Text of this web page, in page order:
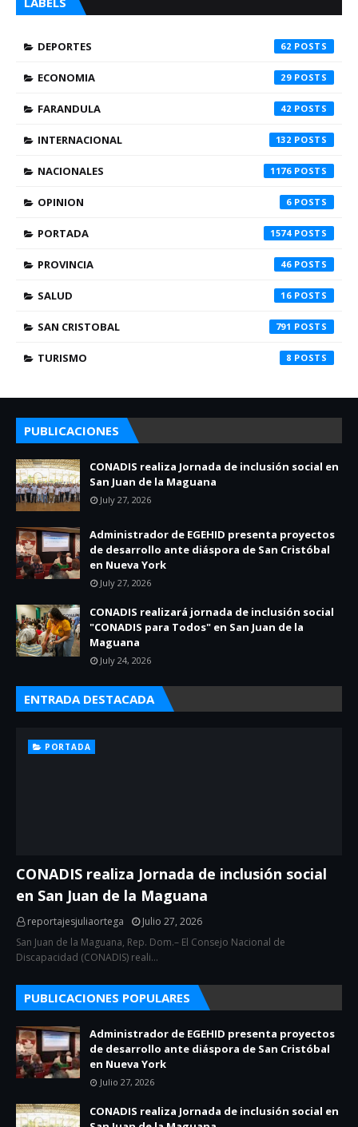
DEPORTES 62
ECONOMIA 29
FARANDULA 42
INTERNACIONAL 132
NACIONALES 1176
OPINION 6
PORTADA 1574
PROVINCIA 46
SALUD 16
SAN CRISTOBAL 791
TURISMO 8
PUBLICACIONES
CONADIS realiza Jornada de inclusión social en
San Juan de la Maguana
July 27, 2026
Administrador de EGEHID presenta proyectos
de desarrollo ante diáspora de San Cristóbal
en Nueva York
July 27, 2026
CONADIS realizará jornada de inclusión social
"CONADIS para Todos" en San Juan de la
Maguana
July 24, 2026
ENTRADA DESTACADA
PORTADA
CONADIS realiza Jornada de inclusión social
en San Juan de la Maguana
reportajesjuliaortega
Julio 27, 2026
San Juan de la Maguana, Rep. Dom.– El Consejo Nacional de
Discapacidad (CONADIS) reali…
PUBLICACIONES POPULARES
Administrador de EGEHID presenta proyectos
de desarrollo ante diáspora de San Cristóbal
en Nueva York
Julio 27, 2026
CONADIS realiza Jornada de inclusión social en